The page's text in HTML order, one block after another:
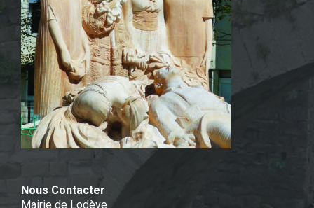
Nous Contacter
Mairie de Lodève